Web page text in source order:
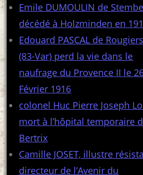
Emile DUMOULIN de
décédé à Holzminden en
Edouard PASCAL de Rougiers
(83-Var) perd la vie dans le
naufrage du Provence II le
Février 1916
colonel Huc Pierre Joseph
mort à l’hôpital temporaire
Bertrix
Camille JOSET, illustre
directeur de l’Avenir du